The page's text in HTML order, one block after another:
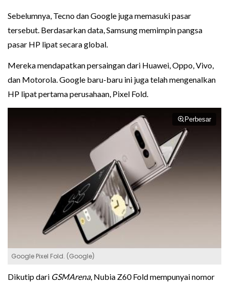
Sebelumnya, Tecno dan Google juga memasuki pasar
tersebut. Berdasarkan data, Samsung memimpin pangsa
pasar HP lipat secara global.
Mereka mendapatkan persaingan dari Huawei, Oppo, Vivo,
dan Motorola. Google baru-baru ini juga telah mengenalkan
HP lipat pertama perusahaan, Pixel Fold.
Perbesar
Google Pixel Fold. (Google)
Dikutip dari GSMArena, Nubia Z60 Fold mempunyai nomor